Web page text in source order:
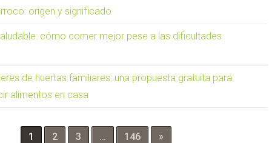
origen y significado
cómo comer mejor pese a las dificultades
de huertas familiares: una propuesta gratuita para
alimentos en casa
1 2 3 … 146 »